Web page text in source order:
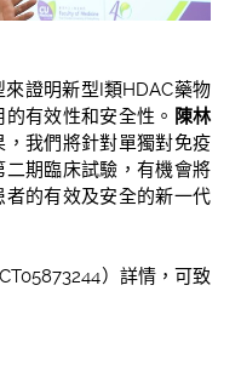
證明新型I類HDAC藥物
有效性和安全性。 陳林
我們將針對單獨對免疫
期臨床試驗，有機會將
的有效及安全的新一代
）詳情，可致